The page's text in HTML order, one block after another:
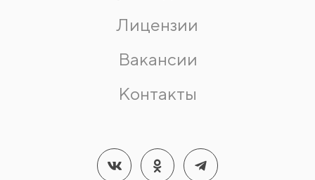
Лицензии
Вакансии
Контакты